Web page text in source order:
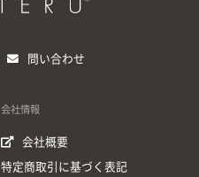
問い合わせ
会社情報
会社概要
特定商取引に基づく表記